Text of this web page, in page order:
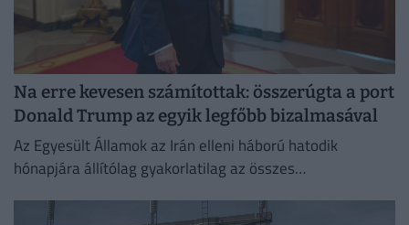
Na erre kevesen számítottak: összerúgta a port
Donald Trump az egyik legfőbb bizalmasával
Az Egyesült Államok az Irán elleni háború hatodik
hónapjára állítólag gyakorlatilag az összes